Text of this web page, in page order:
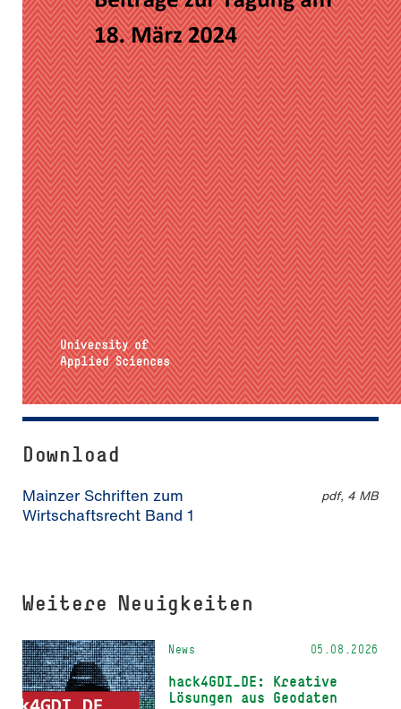
Download
Mainzer Schriften zum
Wirtschaftsrecht Band 1
pdf, 4 MB
Weitere Neuigkeiten
News 05.08.2026
hack4GDI_DE: Kreative
Lösungen aus Geodaten